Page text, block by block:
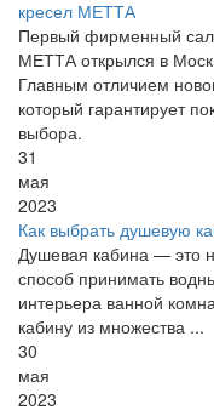
кресел МЕТТА
Первый фирменный
МЕТТА открылся в
Главным отличием
который гарантирует
выбора.
31
мая
2023
Как выбрать душевую
Душевая кабина — это
способ принимать
интерьера ванной
кабину из множества ...
30
мая
2023